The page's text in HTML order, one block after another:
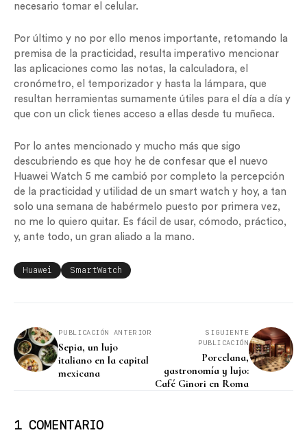
necesario tomar el celular.
Por último y no por ello menos importante, retomando la
premisa de la practicidad, resulta imperativo mencionar
las aplicaciones como las notas, la calculadora, el
cronómetro, el temporizador y hasta la lámpara, que
resultan herramientas sumamente útiles para el día a día y
que con un click tienes acceso a ellas desde tu muñeca.
Por lo antes mencionado y mucho más que sigo
descubriendo es que hoy he de confesar que el nuevo
Huawei Watch 5 me cambió por completo la percepción
de la practicidad y utilidad de un smart watch y hoy, a tan
solo una semana de habérmelo puesto por primera vez,
no me lo quiero quitar. Es fácil de usar, cómodo, práctico,
y, ante todo, un gran aliado a la mano.
Huawei SmartWatch
PUBLICACIÓN ANTERIOR
Sepia, un lujo
italiano en la capital
mexicana
SIGUIENTE
PUBLICACIÓN
Porcelana,
gastronomía y lujo:
Café Ginori en Roma
1 COMENTARIO